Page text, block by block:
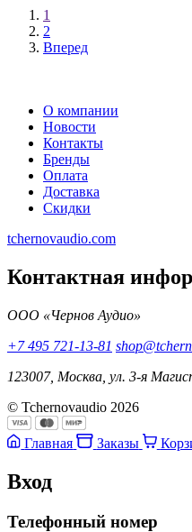
1
2
Вперед
О компании
Новости
Контакты
Бренды
Оплата
Доставка
Скидки
tchernovaudio.com
Контактная
ООО «Чернов Аудио»
+7 495 721-13-81
123007, Москва, ул. 3-я
© Tchernovaudio 2026
Главная Заказы
Вход
Телефонный номер